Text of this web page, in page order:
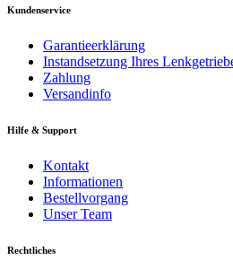
Kundenservice
Garantieerklärung
Instandsetzung Ihres
Zahlung
Versandinfo
Hilfe & Support
Kontakt
Informationen
Bestellvorgang
Unser Team
Rechtliches